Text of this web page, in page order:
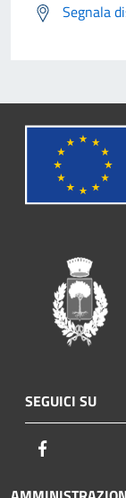
Segnala
SEGUICI SU